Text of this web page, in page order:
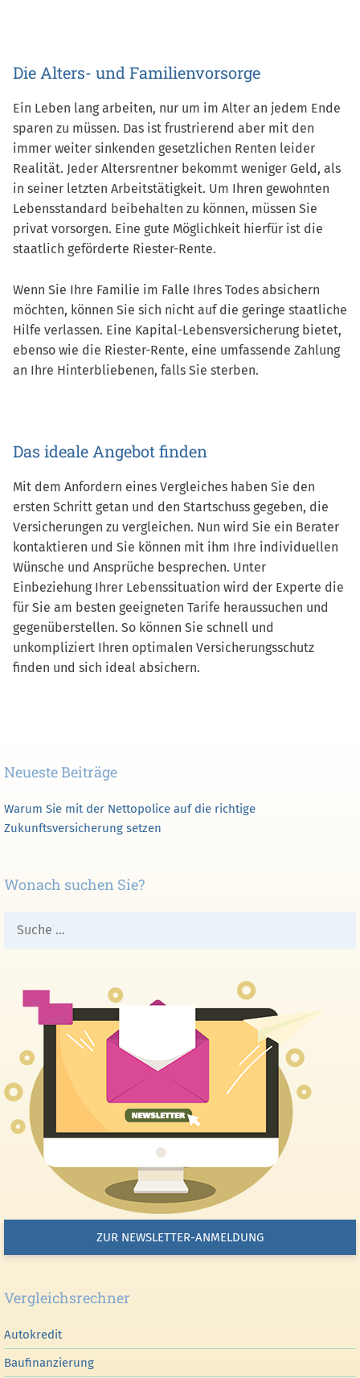
Die Alters- und Familienvorsorge
Ein Leben lang arbeiten, nur um im Alter an jedem Ende
sparen zu müssen. Das ist frustrierend aber mit den
immer weiter sinkenden gesetzlichen Renten leider
Realität. Jeder Altersrentner bekommt weniger Geld, als
in seiner letzten Arbeitstätigkeit. Um Ihren gewohnten
Lebensstandard beibehalten zu können, müssen Sie
privat vorsorgen. Eine gute Möglichkeit hierfür ist die
staatlich geförderte Riester-Rente.
Wenn Sie Ihre Familie im Falle Ihres Todes absichern
möchten, können Sie sich nicht auf die geringe staatliche
Hilfe verlassen. Eine Kapital-Lebensversicherung bietet,
ebenso wie die Riester-Rente, eine umfassende Zahlung
an Ihre Hinterbliebenen, falls Sie sterben.
Das ideale Angebot finden
Mit dem Anfordern eines Vergleiches haben Sie den
ersten Schritt getan und den Startschuss gegeben, die
Versicherungen zu vergleichen. Nun wird Sie ein Berater
kontaktieren und Sie können mit ihm Ihre individuellen
Wünsche und Ansprüche besprechen. Unter
Einbeziehung Ihrer Lebenssituation wird der Experte die
für Sie am besten geeigneten Tarife heraussuchen und
gegenüberstellen. So können Sie schnell und
unkompliziert Ihren optimalen Versicherungsschutz
finden und sich ideal absichern.
Neueste Beiträge
Warum Sie mit der Nettopolice auf die richtige
Zukunftsversicherung setzen
Wonach suchen Sie?
ZUR NEWSLETTER-ANMELDUNG
Vergleichsrechner
Autokredit
Baufinanzierung